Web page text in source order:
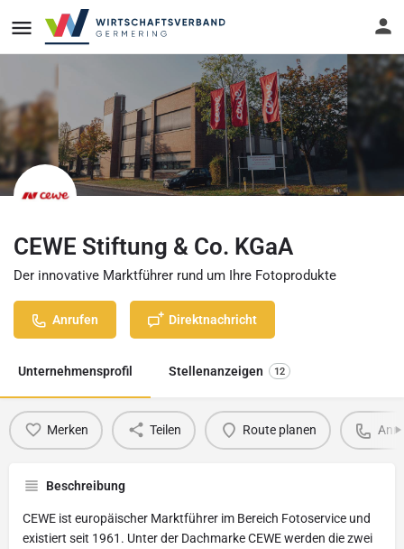
CEWE Stiftung & Co. KGaA
Der innovative Marktführer rund um Ihre Fotoprodukte
Anrufen Direktnachricht
Unternehmensprofil Stellenanzeigen 12
Merken Teilen Route planen
Beschreibung
CEWE ist europäischer Marktführer im Bereich Fotoservice und
existiert seit 1961. Unter der Dachmarke CEWE werden die zwei